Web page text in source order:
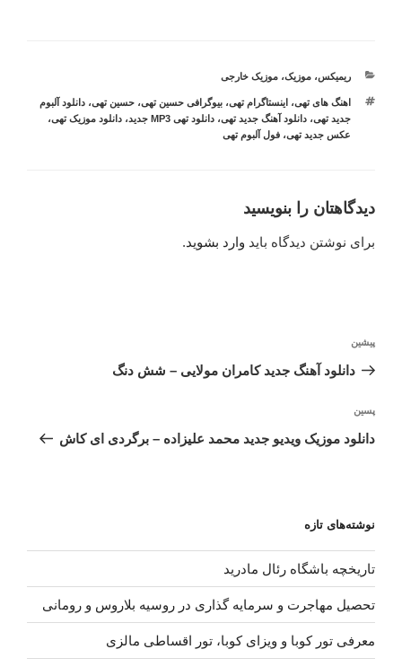
دسته‌ها
ریمیکس،موزیک،موزیک خارجی
برچسب‌ها
اهنگ های تهی، اینستاگرام تهی،بیوگرافی حسین تهی،حسین تهی،دانلود آلبوم
جدید تهی،دانلود آهنگ جدید تهی،دانلود تهی MP3 جدید ،دانلود موزیک تهی،
عکس جدید تهی،فول آلبوم تهی
دیدگاهتان را بنویسید
برای نوشتن دیدگاه باید وارد بشوید.
نوشته
قبلی
پیشین
دانلود آهنگ جدید کامران مولایی – شش دنگ
نوشته‌ٔ
بعدی
پسین
دانلود موزیک ویدیو جدید محمد علیزاده – برگردی ای کاش
نوشته‌های تازه
تاریخچه باشگاه رئال مادرید
تحصیل مهاجرت و سرمایه گذاری در روسیه بلاروس و رومانی
معرفی تور کوبا و ویزای کوبا، تور اقساطی مالزی